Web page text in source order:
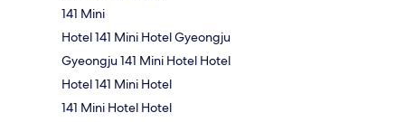
141 Mini
Hotel 141 Mini Hotel Gyeongju
Gyeongju 141 Mini Hotel Hotel
Hotel 141 Mini Hotel
141 Mini Hotel Hotel